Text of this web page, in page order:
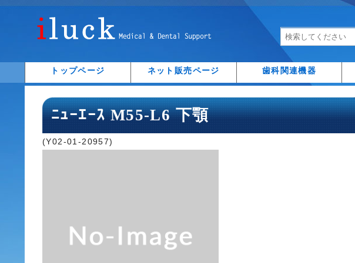
トップページ ネット販売ページ 歯科関連機器
ﾆｭｰｴｰｽ M55-L6 下顎
(Y02-01-20957)